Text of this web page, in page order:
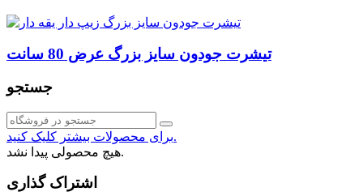
تیشرت جودون سایز بزرگ عرض 80 سانت
جستجو
برای محصولات بیشتر کلیک کنید.
هیچ محصولی پیدا نشد.
اشتراک گذاری